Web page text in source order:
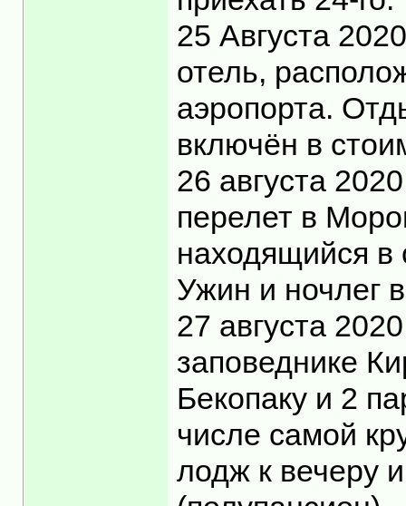
25 Августа
отель,
аэропорта.
включён в
26 августа
перелет в
находящийся в
Ужин и ночлег
27 августа
заповеднике
Бекопаку и 2
числе самой
лодж к вечеру